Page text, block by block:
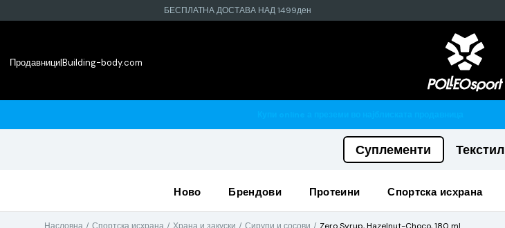
БЕСПЛАТНА ДОСТАВА НАД 1499ден
Продавници|Building-body.com
Суплементи Текстил
ново брендови протеини спортска исхрана